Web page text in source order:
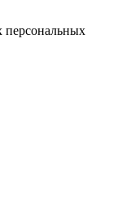
персональных